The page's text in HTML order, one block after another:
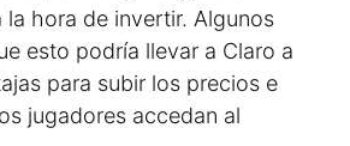
la hora de invertir. Algunos
esto podría llevar a Claro a
para subir los precios e
jugadores accedan al